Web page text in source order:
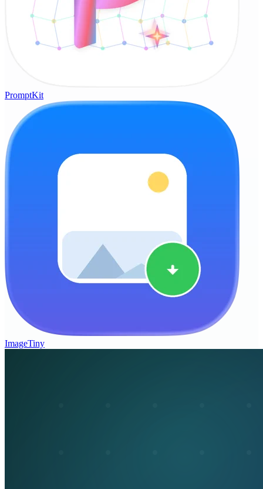
PromptKit
ImageTiny